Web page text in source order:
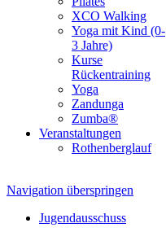
XCO Walking
Yoga mit Kind (0-
3 Jahre)
Kurse
Rückentraining
Yoga
Zandunga
Zumba®
Veranstaltungen
Rothenberglauf
Navigation überspringen
Jugendausschuss